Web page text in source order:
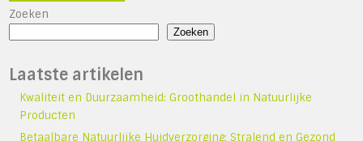
Zoeken
Zoeken
Laatste artikelen
Kwaliteit en Duurzaamheid: Groothandel in Natuurlijke
Producten
Betaalbare Natuurlijke Huidverzorging: Stralend en Gezond